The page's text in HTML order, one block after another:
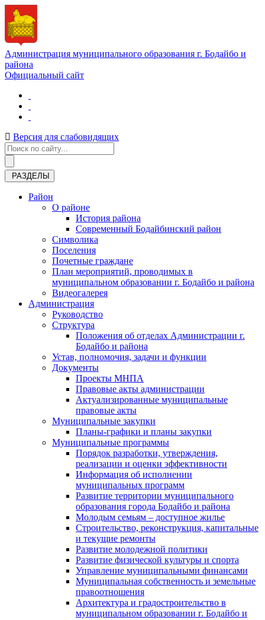
Администрация муниципального образования г. Бодайбо и
района
Официальный сайт
Версия для слабовидящих
РАЗДЕЛЫ
Район
О районе
История района
Современный Бодайбинский район
Символика
Поселения
Почетные граждане
План мероприятий, проводимых в
муниципальном образовании г. Бодайбо и района
Видеогалерея
Администрация
Руководство
Структура
Положения об отделах Администрации г.
Бодайбо и района
Устав, полномочия, задачи и функции
Документы
Проекты МНПА
Правовые акты администрации
Актуализированные муниципальные
правовые акты
Муниципальные закупки
Планы-графики и планы закупки
Муниципальные программы
Порядок разработки, утверждения,
реализации и оценки эффективности
Информация об исполнении
муниципальных программ
Развитие территории муниципального
образования города Бодайбо и района
Молодым семьям – доступное жилье
Строительство, реконструкция, капитальные
и текущие ремонты
Развитие молодежной политики
Развитие физической культуры и спорта
Управление муниципальными финансами
Муниципальная собственность и земельные
правоотношения
Архитектура и градостроительство в
муниципальном образовании г. Бодайбо и